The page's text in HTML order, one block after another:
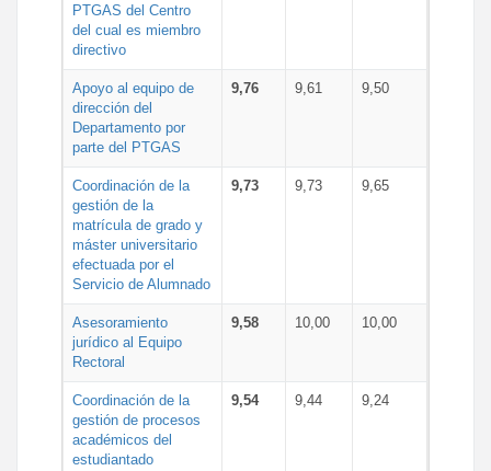
PTGAS del Centro
del cual es miembro
directivo
Apoyo al equipo de
dirección del
Departamento por
parte del PTGAS
9,76 9,61 9,50
Coordinación de la
gestión de la
matrícula de grado y
máster universitario
efectuada por el
Servicio de Alumnado
9,73 9,73 9,65
Asesoramiento
jurídico al Equipo
Rectoral
9,58 10,00 10,00
Coordinación de la
gestión de procesos
académicos del
estudiantado
9,54 9,44 9,24